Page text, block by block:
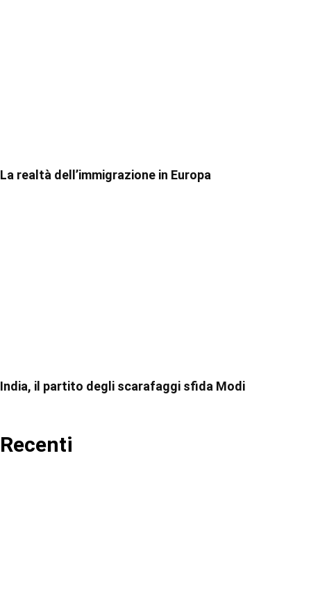
La realtà dell’immigrazione in Europa
India, il partito degli scarafaggi sfida Modi
Recenti